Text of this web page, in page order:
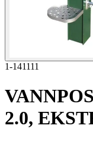
1-141111
2.0,